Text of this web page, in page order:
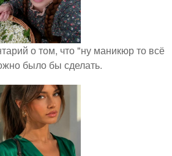
о том, что "ну маникюр то всё
было бы сделать.